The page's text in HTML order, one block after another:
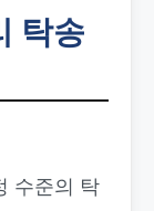
탁송
수준의 탁